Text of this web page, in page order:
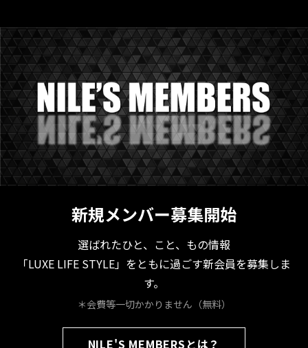
新規メンバー募集開始
選ばれたひと、こと、もの情報
「LUXE LIFE STYLE」をともに過ごす新会員を募集しま
す。
＊会費等一切かかりません（無料）
NILE'S MEMBERSとは？